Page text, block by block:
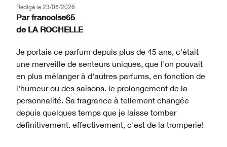
Rédigé le 23/05/2026
Par francoise65
de LA ROCHELLE
Je portais ce parfum depuis plus de 45 ans, c'était
une merveille de senteurs uniques, que l'on pouvait
en plus mélanger à d'autres parfums, en fonction de
l'humeur ou des saisons. le prolongement de la
personnalité. Sa fragrance à tellement changée
depuis quelques temps que je laisse tomber
définitivement. effectivement, c'est de la tromperie!